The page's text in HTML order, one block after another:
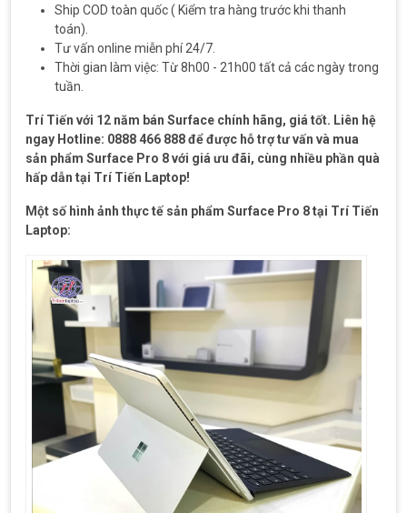
Ship COD toàn quốc ( Kiểm tra hàng trước khi thanh
toán).
Tư vấn online miễn phí 24/7.
Thời gian làm việc: Từ 8h00 - 21h00 tất cả các ngày trong
tuần.
Trí Tiến với 12 năm bán Surface chính hãng, giá tốt. Liên hệ
ngay Hotline: 0888 466 888 để được hỗ trợ tư vấn và mua
sản phẩm Surface Pro 8 với giá ưu đãi, cùng nhiều phần quà
hấp dẫn tại Trí Tiến Laptop!
Một số hình ảnh thực tế sản phẩm Surface Pro 8 tại Trí Tiến
Laptop: